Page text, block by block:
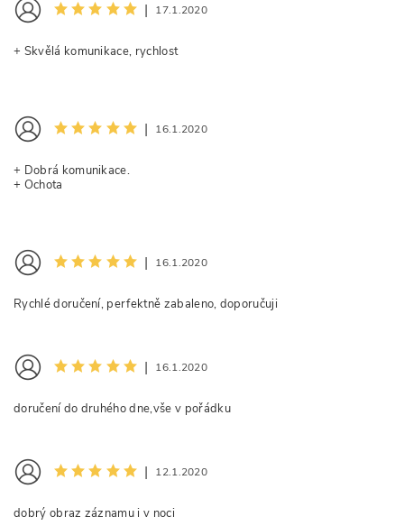
| 17.1.2020
+ Skvělá komunikace, rychlost
| 16.1.2020
+ Dobrá komunikace.
+ Ochota
| 16.1.2020
Rychlé doručení, perfektně zabaleno, doporučuji
| 16.1.2020
doručení do druhého dne,vše v pořádku
| 12.1.2020
dobrý obraz záznamu i v noci